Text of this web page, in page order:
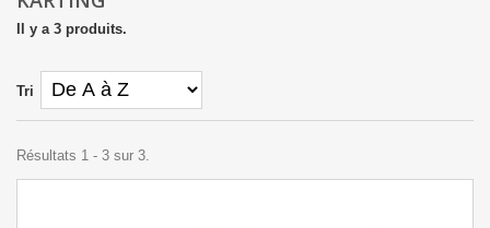
Il y a 3 produits.
Tri
Résultats 1 - 3 sur 3.